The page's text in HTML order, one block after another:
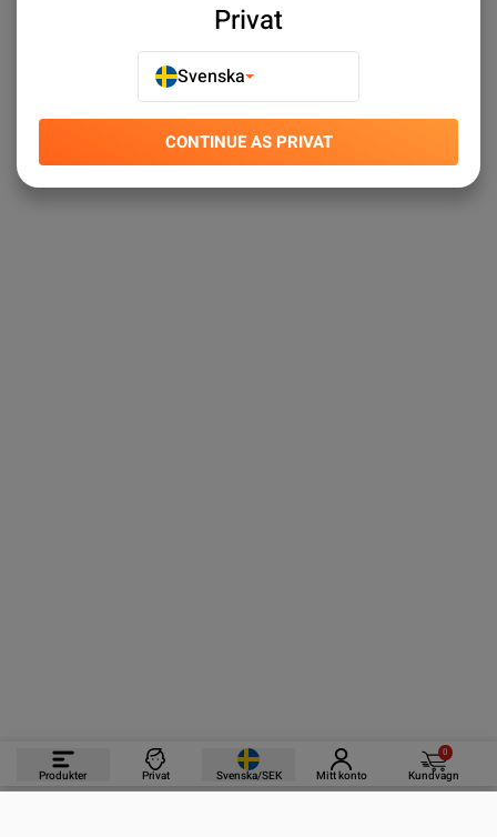
Produkter Privat Svenska/SEK Mitt konto
0
Kundvagn
Privat
Svenska
CONTINUE AS PRIVAT